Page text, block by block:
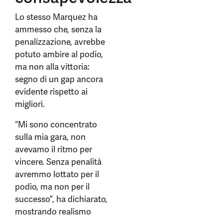
Lo stesso Marquez ha
ammesso che, senza la
penalizzazione, avrebbe
potuto ambire al podio,
ma non alla vittoria:
segno di un gap ancora
evidente rispetto ai
migliori.
“Mi sono concentrato
sulla mia gara, non
avevamo il ritmo per
vincere. Senza penalità
avremmo lottato per il
podio, ma non per il
successo”, ha dichiarato,
mostrando realismo